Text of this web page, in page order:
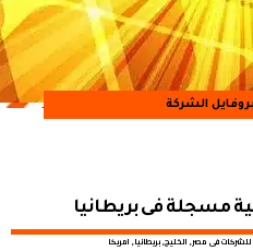
الشركة
مسجلة فى بريطانيا
فى مصر, الخليج, بريطانيا, امريكا